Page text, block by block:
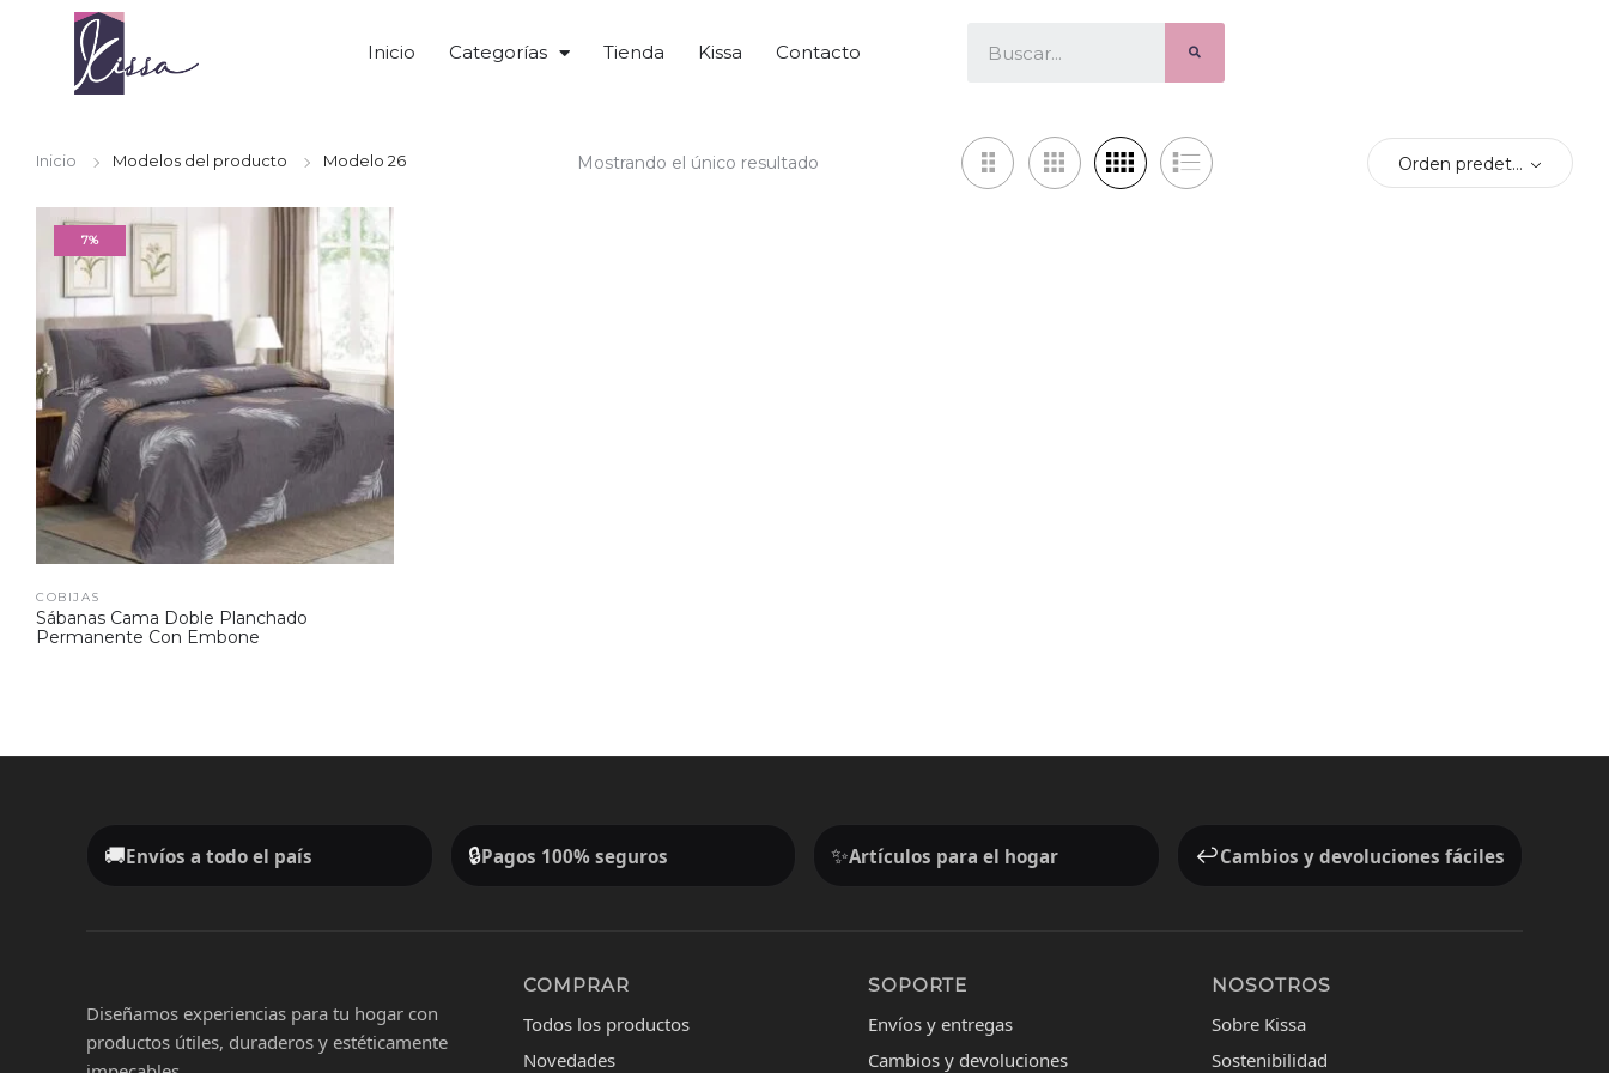
Inicio Categorías Tienda Kissa Contacto
Inicio Modelos del producto Modelo 26 Mostrando el único resultado Orden predeterminado
7%
COBIJAS
Sábanas Cama Doble Planchado
Permanente Con Embone
🚚Envíos a todo el país 🔒Pagos 100% seguros ✨Artículos para el hogar ↩️Cambios y devoluciones fáciles
Diseñamos experiencias para tu hogar con
productos útiles, duraderos y estéticamente
COMPRAR
Todos los productos
Novedades
SOPORTE
Envíos y entregas
Cambios y devoluciones
NOSOTROS
Sobre Kissa
Sostenibilidad